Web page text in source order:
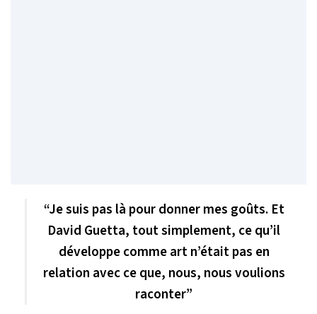
“Je suis pas là pour donner mes goûts. Et
David Guetta, tout simplement, ce qu’il
développe comme art n’était pas en
relation avec ce que, nous, nous voulions
raconter”